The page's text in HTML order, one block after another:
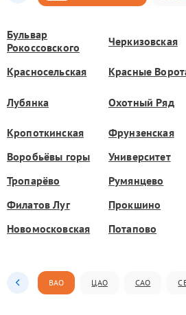
Бульвар
Рокоссовского
Черкизовская
Красносельская
Красные
Лубянка Охотный Ряд
Кропоткинская
Фрунзенская
Воробьёвы горы
Университет
Тропарёво
Румянцево
Филатов Луг
Прокшино
Новомосковская
Потапово
ВАО ЦАО САО